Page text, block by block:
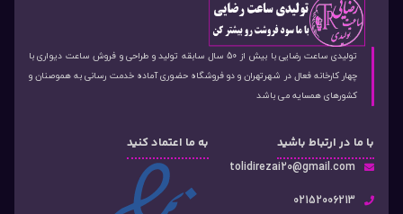
تولیدی ساعت رضایی با بیش از 50 سال سابقه تولید و طراحی و فروش ساعت دیواری با
چهار کارخانه فعال در شهرتهران و دو فروشگاه حضوری آماده خدمت رسانی به هموصنان و
کشورهای همسایه می باشد
با ما در ارتباط باشید
tolidirezai20@gmail.com
02152006213
به ما اعتماد کنید